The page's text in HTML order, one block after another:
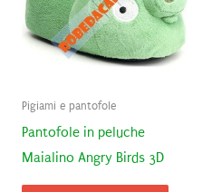
Pigiami e pantofole
Pantofole in peluche
Maialino Angry Birds 3D